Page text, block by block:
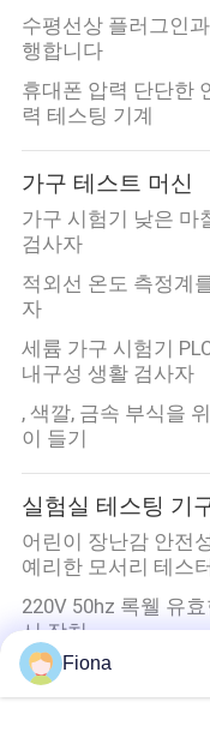
수평선상 플러그인
행합니다
휴대폰 압력 단단한
력 테스팅 기계
가구 테스트 머신
가구 시험기 낮은 마
검사자
적외선 온도 측정계
자
세륨 가구 시험기
내구성 생활 검사자
, 색깔, 금속 부식을
이 들기
실험실 테스팅 기
어린이 장난감 안전
예리한 모서리 테스터
220V 50hz 록웰 유
시 장치
디지털 방식으로 재
시험기
저잡음 보편적인 시
Fiona